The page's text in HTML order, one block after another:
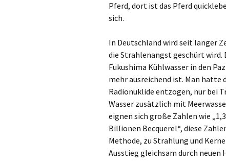
Pferd, dort ist das Pferd
sich.
In Deutschland wird seit langer
die Strahlenangst geschürt wird.
Fukushima Kühlwasser in den
mehr ausreichend ist. Man hatte
Radionuklide entzogen, nur bei
Wasser zusätzlich mit
eignen sich große Zahlen wie
Billionen Becquerel“, diese
Methode, zu Strahlung und
Ausstieg gleichsam durch